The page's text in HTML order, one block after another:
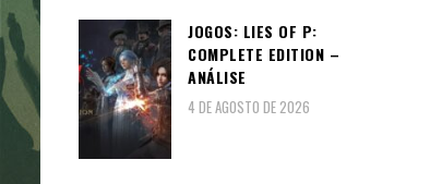
JOGOS: LIES OF P:
COMPLETE EDITION –
ANÁLISE
4 DE AGOSTO DE 2026